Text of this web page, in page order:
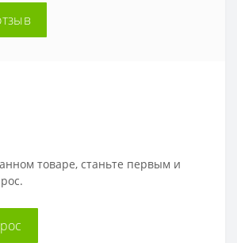
товаре, станьте первым и